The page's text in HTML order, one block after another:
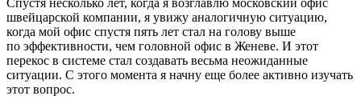
швейцарской компании, я увижу аналогичную ситуацию,
когда мой офис спустя пять лет стал на голову выше
по эффективности, чем головной офис в Женеве. И этот
перекос в системе стал создавать весьма неожиданные
ситуации. С этого момента я начну еще более активно изучать
этот вопрос.